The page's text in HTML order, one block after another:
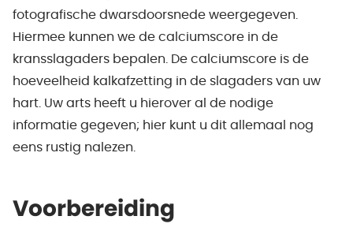
fotografische dwarsdoorsnede weergegeven.
Hiermee kunnen we de calciumscore in de
kransslagaders bepalen. De calciumscore is de
hoeveelheid kalkafzetting in de slagaders van uw
hart. Uw arts heeft u hierover al de nodige
informatie gegeven; hier kunt u dit allemaal nog
eens rustig nalezen.
Voorbereiding